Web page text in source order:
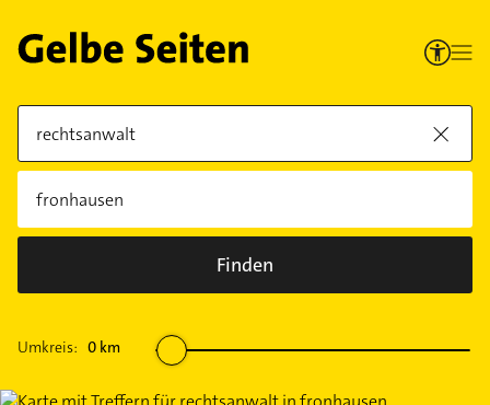
Finden
Umkreis: 0 km